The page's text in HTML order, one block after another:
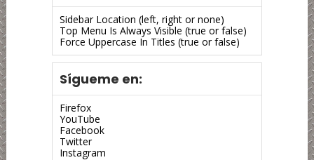
Sidebar Location (left, right or none)
Top Menu Is Always Visible (true or false)
Force Uppercase In Titles (true or false)
Sígueme en:
Firefox
YouTube
Facebook
Twitter
Instagram